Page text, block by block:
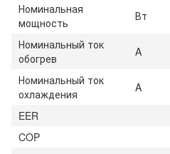
Номинальная
мощность
Вт
Номинальный ток
обогрев
A
Номинальный ток
охлаждения
A
EER
COP